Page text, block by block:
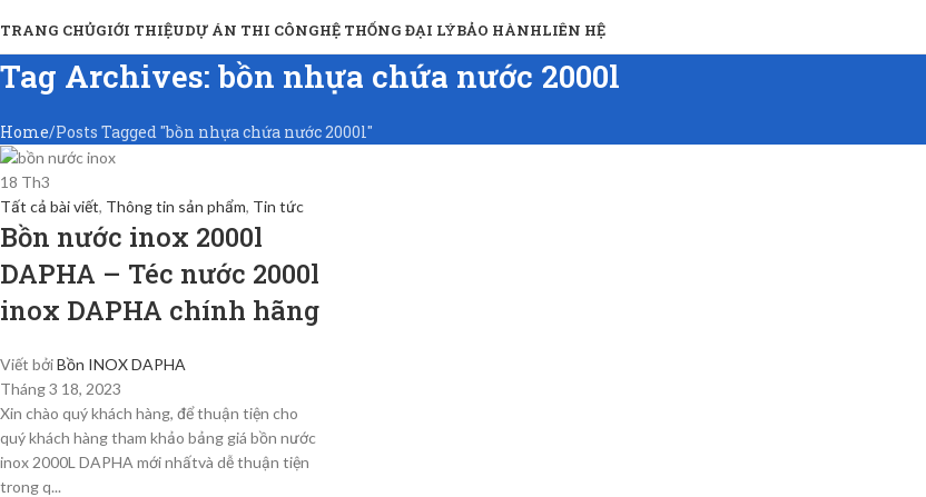
TRANG CHỦGIỚI THIỆUDỰ ÁN THI CÔNGHỆ THỐNG ĐẠI LÝBẢO HÀNHLIÊN HỆ
Tag Archives: bồn nhựa chứa nước 2000l
Home Posts Tagged "bồn nhựa chứa nước 2000l"
18 Th3
Tất cả bài viết, Thông tin sản phẩm, Tin tức
Bồn nước inox 2000l
DAPHA – Téc nước 2000l
inox DAPHA chính hãng
Viết bởiBồn INOX DAPHA
Tháng 3 18, 2023
Xin chào quý khách hàng, để thuận tiện cho
quý khách hàng tham khảo bảng giá bồn nước
inox 2000L DAPHA mới nhấtvà dễ thuận tiện
trong q...